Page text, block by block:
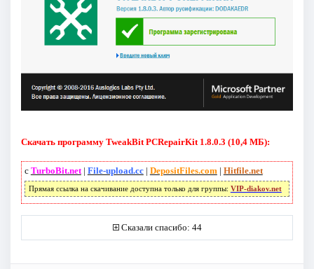
Скачать программу TweakBit PCRepairKit 1.8.0.3 (10,4 МБ):
с TurboBit.net| File-upload.cc| DepositFiles.com| Hitfile.net
Прямая ссылка на скачивание доступна только для группы: VIP-diakov.net
Сказали спасибо: 44